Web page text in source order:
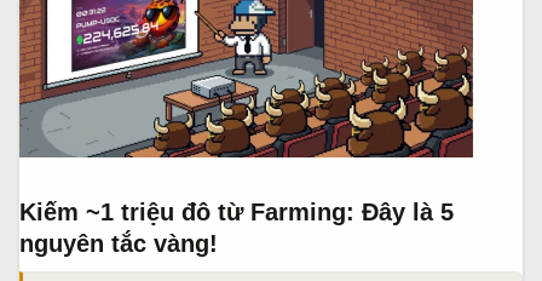
t
e
r
Kiếm ~1 triệu đô từ Farming: Đây là 5
nguyên tắc vàng!